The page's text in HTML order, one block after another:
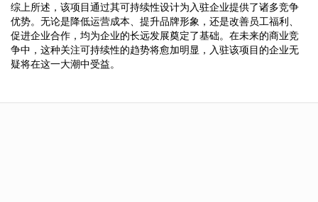
综上所述，该项目通过其可持续性设计为入驻企业提供了诸多竞争
优势。无论是降低运营成本、提升品牌形象，还是改善员工福利、
促进企业合作，均为企业的长远发展奠定了基础。在未来的商业竞
争中，这种关注可持续性的趋势将愈加明显，入驻该项目的企业无
疑将在这一大潮中受益。